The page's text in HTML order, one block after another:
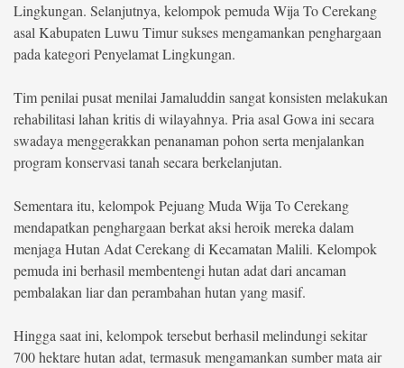
Lingkungan. Selanjutnya, kelompok pemuda Wija To Cerekang
asal Kabupaten Luwu Timur sukses mengamankan penghargaan
pada kategori Penyelamat Lingkungan.
Tim penilai pusat menilai Jamaluddin sangat konsisten melakukan
rehabilitasi lahan kritis di wilayahnya. Pria asal Gowa ini secara
swadaya menggerakkan penanaman pohon serta menjalankan
program konservasi tanah secara berkelanjutan.
Sementara itu, kelompok Pejuang Muda Wija To Cerekang
mendapatkan penghargaan berkat aksi heroik mereka dalam
menjaga Hutan Adat Cerekang di Kecamatan Malili. Kelompok
pemuda ini berhasil membentengi hutan adat dari ancaman
pembalakan liar dan perambahan hutan yang masif.
Hingga saat ini, kelompok tersebut berhasil melindungi sekitar
700 hektare hutan adat, termasuk mengamankan sumber mata air